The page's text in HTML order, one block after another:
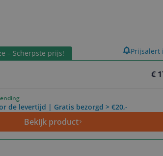
geen artikelen gevonden.
– Scherpste prijs!
€
de levertijd | Gratis bezorgd > €20,-
Bekijk product
Prijsalert